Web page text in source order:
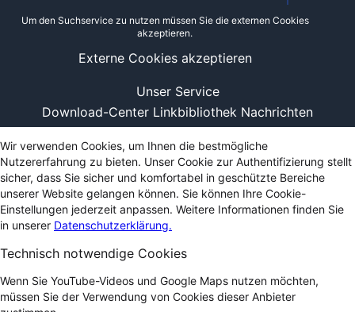
Unser Service
Download-Center Linkbibliothek Nachrichten
Um den Suchservice zu nutzen müssen Sie die externen Cookies
akzeptieren.
Externe Cookies akzeptieren
Wir verwenden Cookies, um Ihnen die bestmögliche
Nutzererfahrung zu bieten. Unser Cookie zur Authentifizierung stellt
sicher, dass Sie sicher und komfortabel in geschützte Bereiche
unserer Website gelangen können. Sie können Ihre Cookie-
Einstellungen jederzeit anpassen. Weitere Informationen finden Sie
in unserer Datenschutzerklärung.
Technisch notwendige Cookies
Wenn Sie YouTube-Videos und Google Maps nutzen möchten,
müssen Sie der Verwendung von Cookies dieser Anbieter